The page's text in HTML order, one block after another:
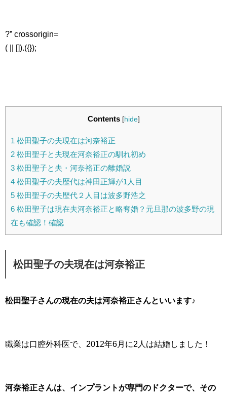
?” crossorigin=
( || []).({});
Contents [hide]
1 松田聖子の夫現在は河奈裕正
2 松田聖子と夫現在河奈裕正の馴れ初め
3 松田聖子と夫・河奈裕正の離婚説
4 松田聖子の夫歴代は神田正輝が1人目
5 松田聖子の夫歴代２人目は波多野浩之
6 松田聖子は現在夫河奈裕正と略奪婚？元旦那の波多野の現
在も確認！確認
松田聖子の夫現在は河奈裕正
松田聖子さんの現在の夫は河奈裕正さんといいます♪
職業は口腔外科医で、2012年6月に2人は結婚しました！
河奈裕正さんは、インプラントが専門のドクターで、その